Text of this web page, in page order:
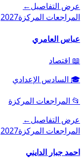
عرض التفاصيل←
المراجعات المركزة2027
عباس العامري
📖 اقتصاد
🎓 السادس الإعدادي
📂 المراجعات المركزة
عرض التفاصيل←
المراجعات المركزة2027
احمد جبار الدايني